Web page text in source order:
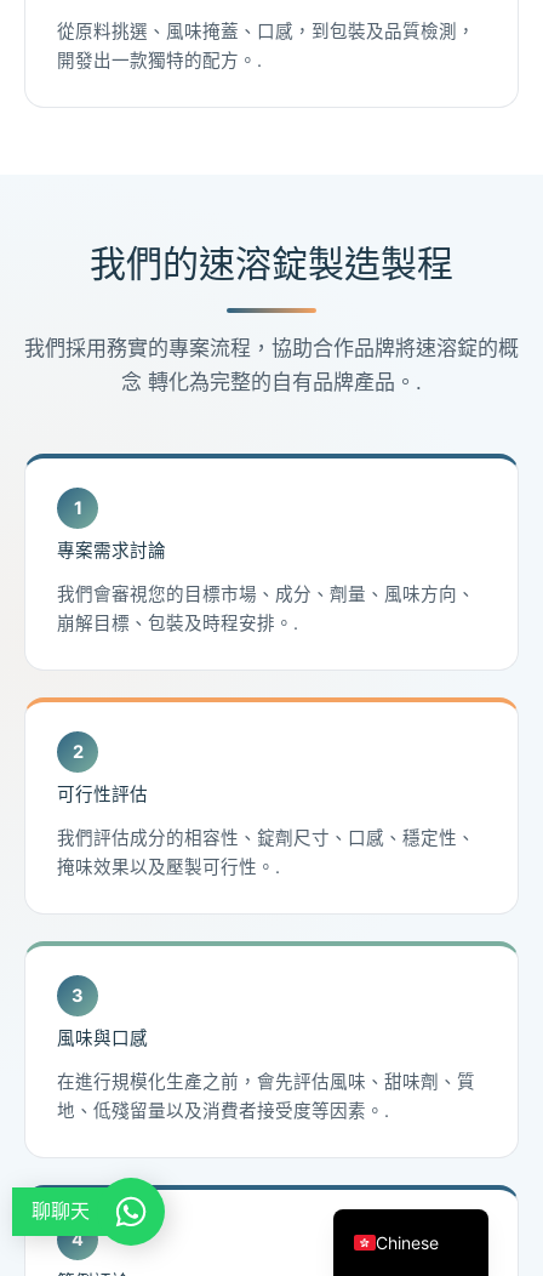
從原料挑選、風味掩蓋、口感，到包裝及品質檢測，
開發出一款獨特的配方。.
我們的速溶錠製造製程
我們採用務實的專案流程，協助合作品牌將速溶錠的概
念 轉化為完整的自有品牌產品。.
專案需求討論
我們會審視您的目標市場、成分、劑量、風味方向、
崩解目標、包裝及時程安排。.
可行性評估
我們評估成分的相容性、錠劑尺寸、口感、穩定性、
掩味效果以及壓製可行性。.
風味與口感
在進行規模化生產之前，會先評估風味、甜味劑、質
地、低殘留量以及消費者接受度等因素。.
聊聊天
Chinese
German
Japanese
Korean
Russian